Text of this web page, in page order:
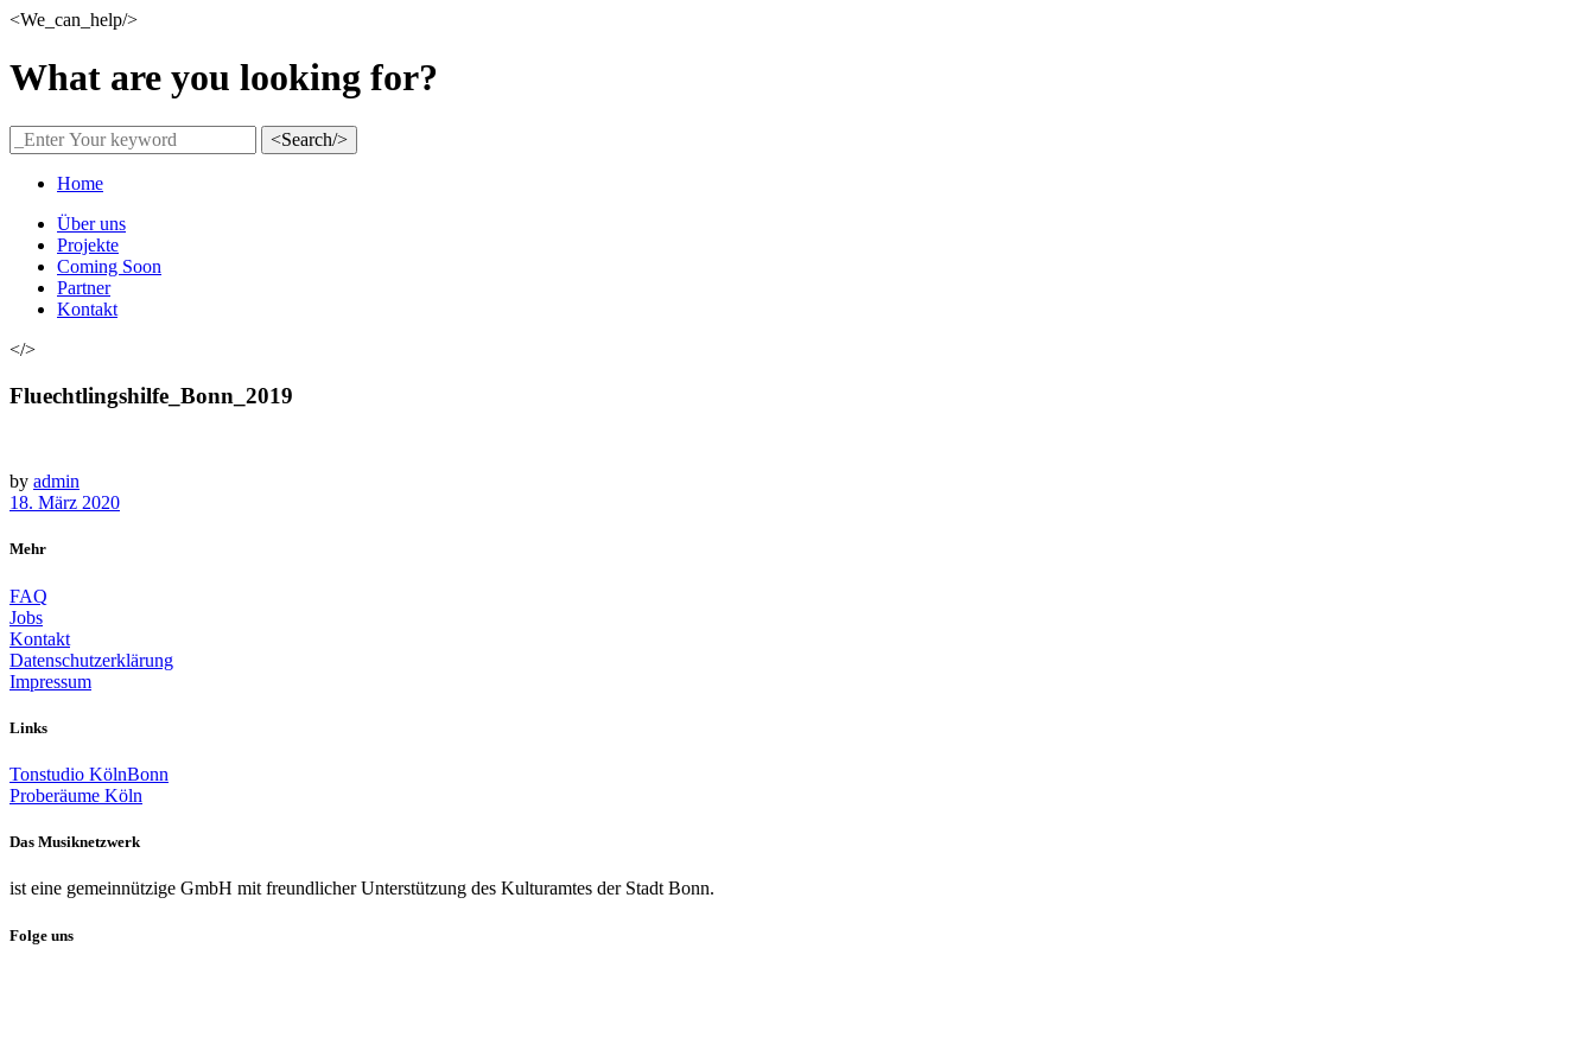
<We_can_help/>
What are you looking for?
<Search/>
Home
Über uns
Projekte
Coming Soon
Partner
Kontakt
</>
Fluechtlingshilfe_Bonn_2019
by admin
18. März 2020
Mehr
FAQ
Jobs
Kontakt
Datenschutzerklärung
Impressum
Links
Tonstudio KölnBonn
Proberäume Köln
Das Musiknetzwerk
ist eine gemeinnützige GmbH mit freundlicher Unterstützung des Kulturamtes der Stadt Bonn.
Folge uns